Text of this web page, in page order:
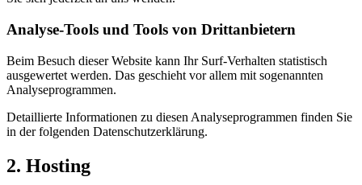
Analyse-Tools und Tools von Dritt­anbietern
Beim Besuch dieser Website kann Ihr Surf-Verhalten statistisch
ausgewertet werden. Das geschieht vor allem mit sogenannten
Analyseprogrammen.
Detaillierte Informationen zu diesen Analyseprogrammen finden Sie
in der folgenden Datenschutzerklärung.
2. Hosting